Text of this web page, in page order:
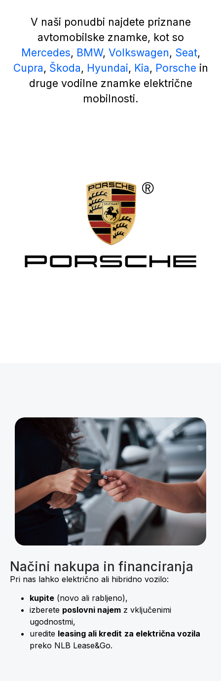
V naši ponudbi najdete priznane
avtomobilske znamke, kot so
Mercedes, BMW, Volkswagen, Seat,
Cupra, Škoda, Hyundai, Kia, Porsche in
druge vodilne znamke električne
mobilnosti.
Načini nakupa in financiranja
Pri nas lahko električno ali hibridno vozilo:
kupite (novo ali rabljeno),
izberete poslovni najem z vključenimi
ugodnostmi,
uredite leasing ali kredit za električna vozila
preko NLB Lease&Go.